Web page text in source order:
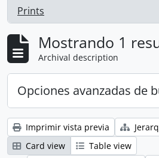
Prints
, 1 resultados
Mostrando 1
Archival description
Opciones avanzadas de
Imprimir vista previa
Card view
Table view